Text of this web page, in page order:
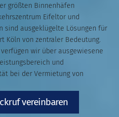
größten Binnenhäfen
Eifeltor und
sind ausgeklügelte Lösungen für
Köln von zentraler Bedeutung.
wir über ausgewiesene
und
bei der Vermietung von
vereinbaren